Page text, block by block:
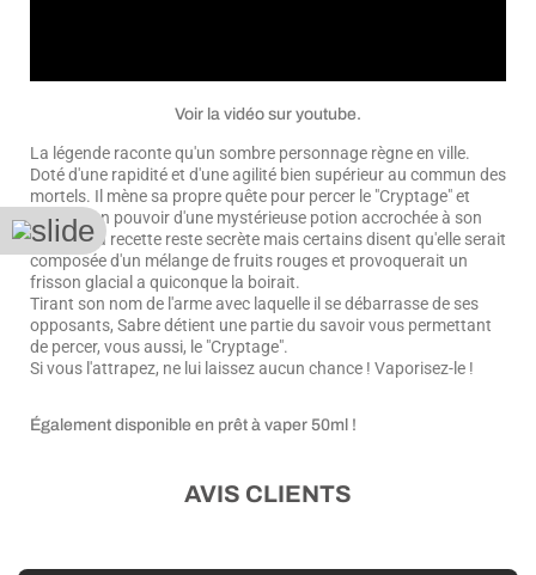
Voir la vidéo sur youtube.
La légende raconte qu'un sombre personnage règne en ville.
Doté d'une rapidité et d'une agilité bien supérieur au commun des
mortels. Il mène sa propre quête pour percer le "Cryptage" et
tirerait son pouvoir d'une mystérieuse potion accrochée à son
épaule. Sa recette reste secrète mais certains disent qu'elle serait
composée d'un mélange de fruits rouges et provoquerait un
frisson glacial a quiconque la boirait.
Tirant son nom de l'arme avec laquelle il se débarrasse de ses
opposants, Sabre détient une partie du savoir vous permettant
de percer, vous aussi, le "Cryptage".
Si vous l'attrapez, ne lui laissez aucun chance ! Vaporisez-le !
Également disponible en prêt à vaper 50ml !
AVIS CLIENTS